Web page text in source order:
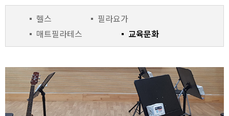
헬스
필라요가
매트필라테스
교육문화